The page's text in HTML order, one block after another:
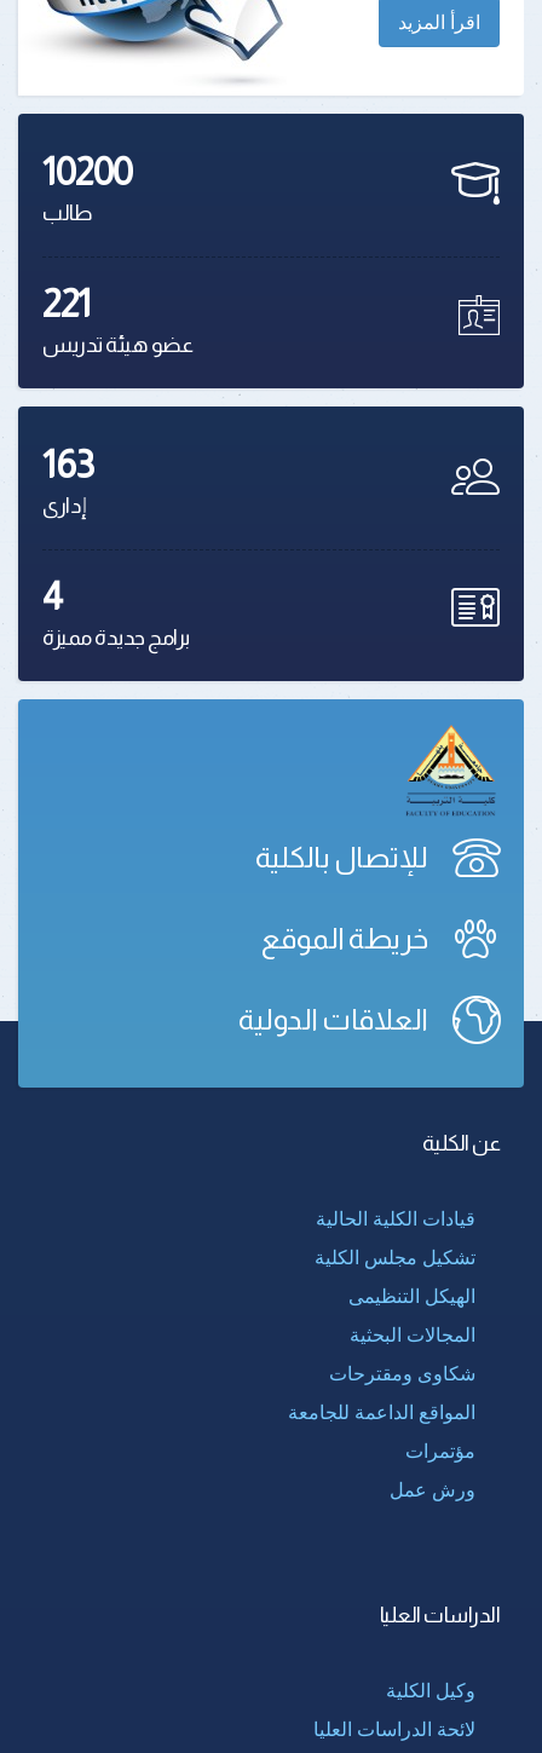
اقرأ المزيد
10200
طالب
221
عضو هيئة تدريس
163
إدارى
4
برامج جديدة مميزة
للإتصال بالكلية
خريطة الموقع
العلاقات الدولية
عن الكلية
قيادات الكلية الحالية
تشكيل مجلس الكلية
الهيكل التنظيمى
المجالات البحثية
شكاوى ومقترحات
المواقع الداعمة للجامعة
مؤتمرات
ورش عمل
الدراسات العليا
وكيل الكلية
لائحة الدراسات العليا